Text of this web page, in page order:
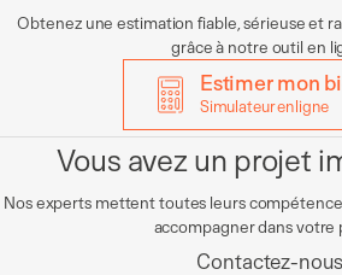
Obtenez une estimation fiable, sérieuse et
grâce à notre outil en
Estimer mon
Simulateur en ligne
Vous avez un projet
Nos experts mettent toutes leurs
accompagner dans votre
Contactez-nous